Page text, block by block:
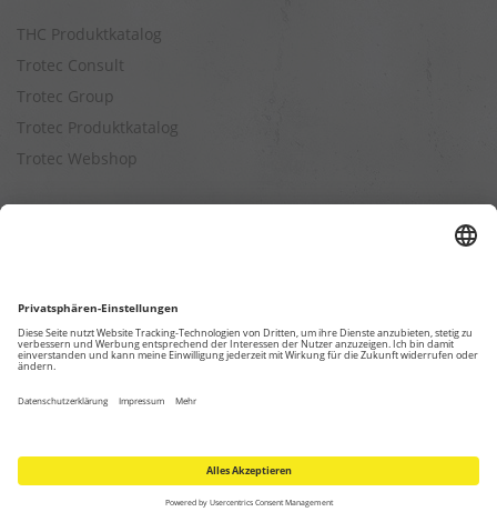
THC Produktkatalog
Trotec Consult
Trotec Group
Trotec Produktkatalog
Trotec Webshop
Entfeuchtungsleistung berechnen
Kapazitätsberechnung für Luftreiniger
Klimatisierungsleistung berechnen
Ventilationsleistung berechnen